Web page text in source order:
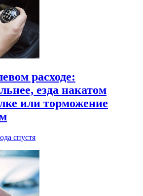
расходе:
езда накатом
или торможение
спустя